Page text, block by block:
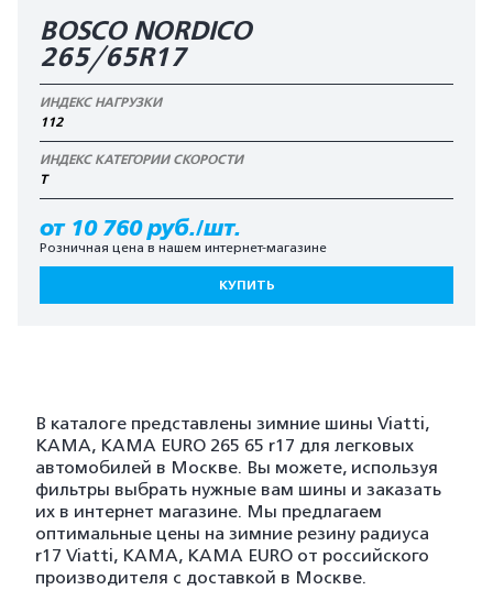
BOSCO NORDICO
265/65R17
ИНДЕКС НАГРУЗКИ
112
ИНДЕКС КАТЕГОРИИ СКОРОСТИ
T
от 10 760 руб./шт.
Розничная цена в нашем интернет-магазине
КУПИТЬ
В каталоге представлены зимние шины Viatti,
KAMA, KAMA EURO 265 65 r17 для легковых
автомобилей в Москве. Вы можете, используя
фильтры выбрать нужные вам шины и заказать
их в интернет магазине. Мы предлагаем
оптимальные цены на зимние резину радиуса
r17 Viatti, KAMA, KAMA EURO от российского
производителя с доставкой в Москве.